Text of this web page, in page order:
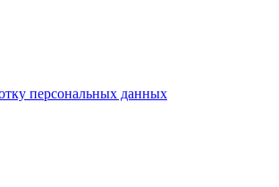
персональных данных